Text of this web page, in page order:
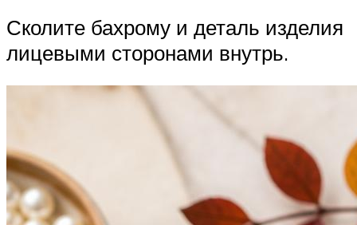
Сколите бахрому и деталь изделия
лицевыми сторонами внутрь.